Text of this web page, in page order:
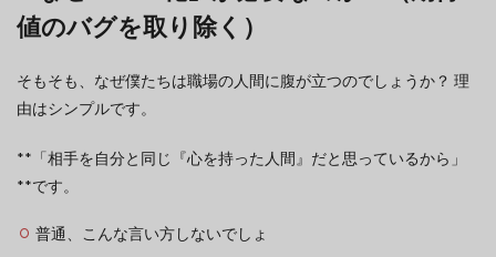
値のバグを取り除く）
そもそも、なぜ僕たちは職場の人間に腹が立つのでしょうか？ 理
由はシンプルです。
**「相手を自分と同じ『心を持った人間』だと思っているから」
**です。
普通、こんな言い方しないでしょ